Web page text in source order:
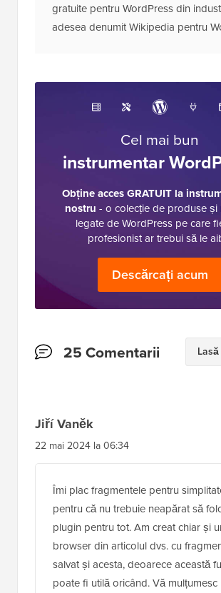
gratuite pentru WordPress din
adesea denumit Wikipedia pentru
Cel mai bun
instrumentar
Obține acces GRATUIT la
nostru - o colecție de produse și
legate de WordPress pe care
profesionist ar trebui să le
Descărcați acum
Interacțiuni
25 Comentarii
Jiří Vaněk
22 mai 2024 la 06:34
Îmi plac fragmentele pentru
pentru că nu trebuie neapărat să
plugin pentru tot. Am creat chiar și
browser din articolul dvs. cu
salvat și acesta, deoarece această
poate fi utilă oricând. Vă